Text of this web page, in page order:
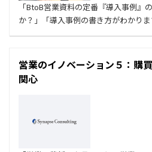
「BtoB営業資料の定番『導入事例』
か？」「導入事例の書き方がわかり
営業のイノベーション５：購
関心